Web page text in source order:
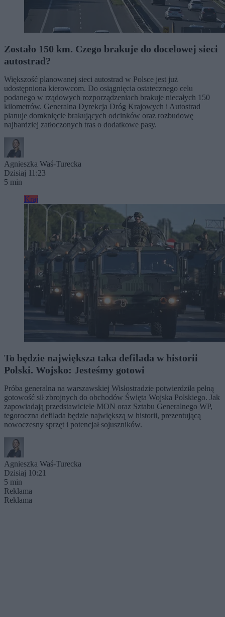
Zostało 150 km. Czego brakuje do docelowej sieci
autostrad?
Większość planowanej sieci autostrad w Polsce jest już
udostępniona kierowcom. Do osiągnięcia ostatecznego celu
podanego w rządowych rozporządzeniach brakuje niecałych 150
kilometrów. Generalna Dyrekcja Dróg Krajowych i Autostrad
planuje domknięcie brakujących odcinków oraz rozbudowę
najbardziej zatłoczonych tras o dodatkowe pasy.
Agnieszka Waś-Turecka
Dzisiaj 11:23
5 min
Kraj
To będzie największa taka defilada w historii
Polski. Wojsko: Jesteśmy gotowi
Próba generalna na warszawskiej Wisłostradzie potwierdziła pełną
gotowość sił zbrojnych do obchodów Święta Wojska Polskiego. Jak
zapowiadają przedstawiciele MON oraz Sztabu Generalnego WP,
tegoroczna defilada będzie największą w historii, prezentującą
nowoczesny sprzęt i potencjał sojuszników.
Agnieszka Waś-Turecka
Dzisiaj 10:21
5 min
Reklama
Reklama